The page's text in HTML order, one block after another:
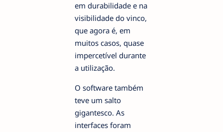
em durabilidade e na
visibilidade do vinco,
que agora é, em
muitos casos, quase
impercetível durante
a utilização.
O software também
teve um salto
gigantesco. As
interfaces foram